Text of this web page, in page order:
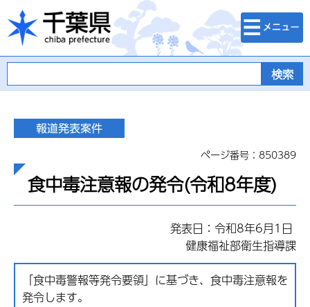
千葉県
検索・メニュ
ー
ページ番号：850389
食中毒注意報の発令(令和8年度)
発表日：令和8年6月1日
健康福祉部衛生指導課
「食中毒警報等発令要領」に基づき、食中毒注意報を
発令します。